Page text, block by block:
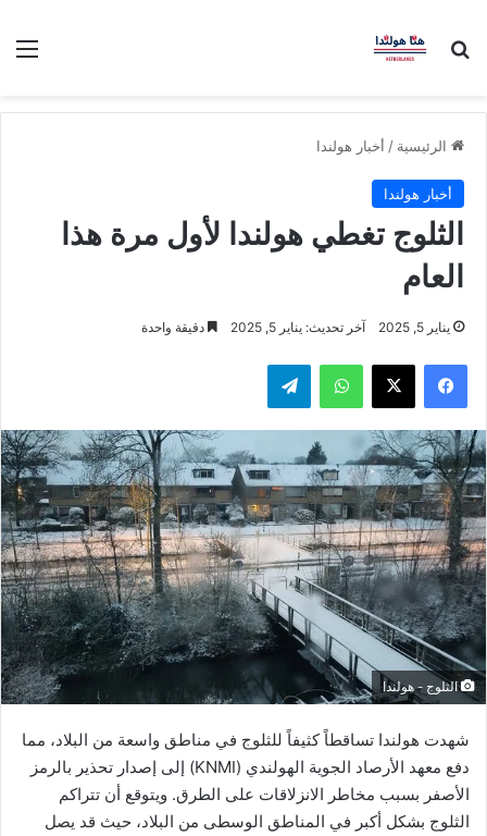
بحث عن
الرئيسية / أخبار هولندا
أخبار هولندا
الثلوج تغطي هولندا لأول مرة هذا
العام
يناير 5, 2025 آخر تحديث: يناير 5, 2025 دقيقة واحدة
فيسبوك ‫X واتساب تيلقرام
الثلوج - هولندا
شهدت هولندا تساقطاً كثيفاً للثلوج في مناطق واسعة من البلاد، مما
دفع معهد الأرصاد الجوية الهولندي (KNMI) إلى إصدار تحذير بالرمز
الأصفر بسبب مخاطر الانزلاقات على الطرق. ويتوقع أن تتراكم
الثلوج بشكل أكبر في المناطق الوسطى من البلاد، حيث قد يصل